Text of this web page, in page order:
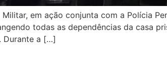
em ação conjunta com a Polícia
todas as dependências da casa
Durante a […]